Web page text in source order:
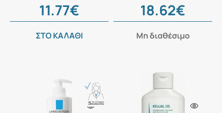
11.77€
ΣΤΟ ΚΑΛΑΘΙ
18.62€
Μη διαθέσιμο